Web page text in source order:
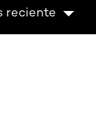
reciente